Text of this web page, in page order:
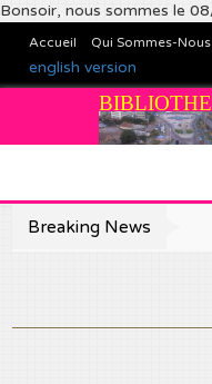
Bonsoir, nous sommes le
Accueil Qui Sommes-Nous
english version
Breaking News